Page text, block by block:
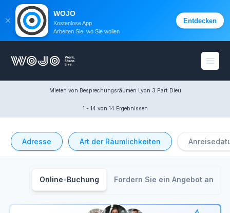
WOJO
Mieten von Besprechungsräumen Lyon 3 Part Dieu
1 - 14 von 14 Ergebnissen
Adresse Art der Räumlichkeiten
Online-Buchung Fordern Sie ein Angebot an
WOJO
Kostenlose App
Arbeiten Sie, wo Sie wollen
Entdecken